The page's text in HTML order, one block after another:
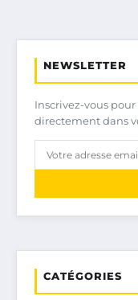
NEWSLETTER
Inscrivez-vous
directement dans
CATÉGORIES